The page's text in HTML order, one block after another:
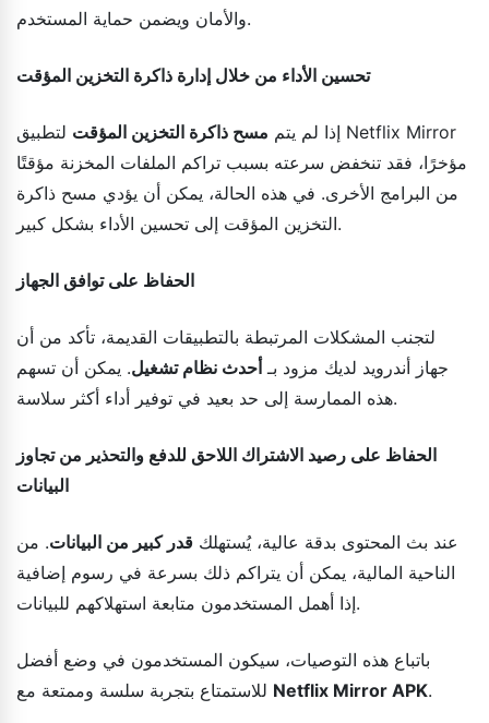
والأمان ويضمن حماية المستخدم.
تحسين الأداء من خلال إدارة ذاكرة التخزين المؤقت
إذا لم يتم مسح ذاكرة التخزين المؤقت لتطبيق Netflix Mirror
مؤخرًا، فقد تنخفض سرعته بسبب تراكم الملفات المخزنة مؤقتًا
من البرامج الأخرى. في هذه الحالة، يمكن أن يؤدي مسح ذاكرة
التخزين المؤقت إلى تحسين الأداء بشكل كبير.
الحفاظ على توافق الجهاز
لتجنب المشكلات المرتبطة بالتطبيقات القديمة، تأكد من أن
جهاز أندرويد لديك مزود بـأحدث نظام تشغيل. يمكن أن تسهم
هذه الممارسة إلى حد بعيد في توفير أداء أكثر سلاسة.
الحفاظ على رصيد الاشتراك اللاحق للدفع والتحذير من تجاوز
البيانات
عند بث المحتوى بدقة عالية، يُستهلك قدر كبير من البيانات. من
الناحية المالية، يمكن أن يتراكم ذلك بسرعة في رسوم إضافية
إذا أهمل المستخدمون متابعة استهلاكهم للبيانات.
باتباع هذه التوصيات، سيكون المستخدمون في وضع أفضل
Netflix Mirror APK.